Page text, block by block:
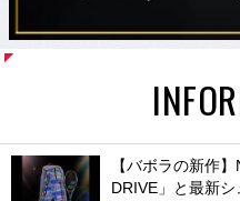
【バボラの新作
DRIVE」と最新